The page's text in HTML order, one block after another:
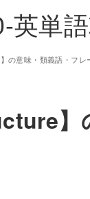
英単
の意味・類義語・フレ
】